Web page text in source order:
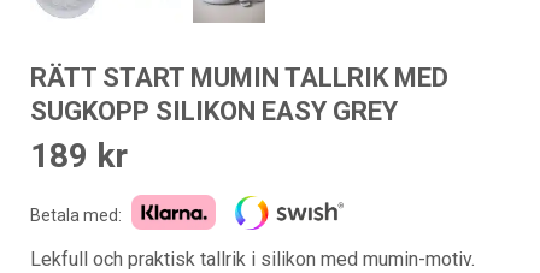
RÄTT START MUMIN TALLRIK MED
SUGKOPP SILIKON EASY GREY
189 kr
Betala med:
Lekfull och praktisk tallrik i silikon med mumin-motiv.